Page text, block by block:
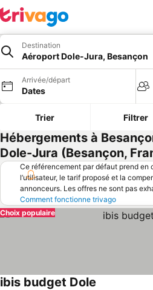
Destination
Aéroport Dole-Jura, Besançon
Arrivée/départ
Dates
Trier Filtrer
Hébergements à
Dole-Jura (Besançon,
Ce référencement par défaut prend en
l’utilisateur, le tarif proposé et la
annonceurs. Les offres ne sont pas
Comment fonctionne trivago
Choix populaire
ibis budget Dole